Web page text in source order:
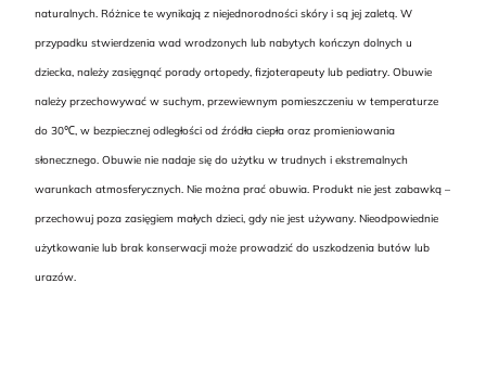
naturalnych. Różnice te wynikają z niejednorodności skóry i są jej zaletą. W
przypadku stwierdzenia wad wrodzonych lub nabytych kończyn dolnych u
dziecka, należy zasięgnąć porady ortopedy, fizjoterapeuty lub pediatry. Obuwie
należy przechowywać w suchym, przewiewnym pomieszczeniu w temperaturze
do 30℃, w bezpiecznej odległości od źródła ciepła oraz promieniowania
słonecznego. Obuwie nie nadaje się do użytku w trudnych i ekstremalnych
warunkach atmosferycznych. Nie można prać obuwia. Produkt nie jest zabawką –
przechowuj poza zasięgiem małych dzieci, gdy nie jest używany. Nieodpowiednie
użytkowanie lub brak konserwacji może prowadzić do uszkodzenia butów lub
urazów.